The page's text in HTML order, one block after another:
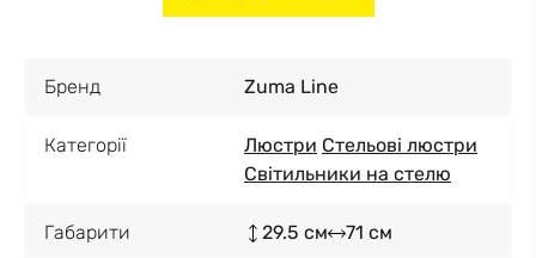
Бренд Zuma Line
Категорії Люстри Стельові люстри
Світильники на стелю
Габарити 29.5 см 71 см